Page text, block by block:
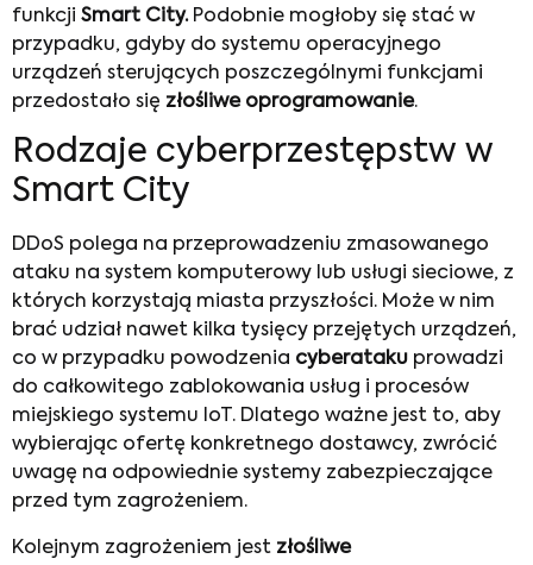
funkcji Smart City.Podobnie mogłoby się stać w
przypadku, gdyby do systemu operacyjnego
urządzeń sterujących poszczególnymi funkcjami
przedostało się złośliwe oprogramowanie.
Rodzaje cyberprzestępstw w
Smart City
DDoS polega na przeprowadzeniu zmasowanego
ataku na system komputerowy lub usługi sieciowe, z
których korzystają miasta przyszłości. Może w nim
brać udział nawet kilka tysięcy przejętych urządzeń,
co w przypadku powodzenia cyberataku prowadzi
do całkowitego zablokowania usług i procesów
miejskiego systemu IoT. Dlatego ważne jest to, aby
wybierając ofertę konkretnego dostawcy, zwrócić
uwagę na odpowiednie systemy zabezpieczające
przed tym zagrożeniem.
Kolejnym zagrożeniem jest złośliwe